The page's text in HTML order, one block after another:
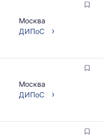
Москва
ДИПоС
›
Москва
ДИПоС
›